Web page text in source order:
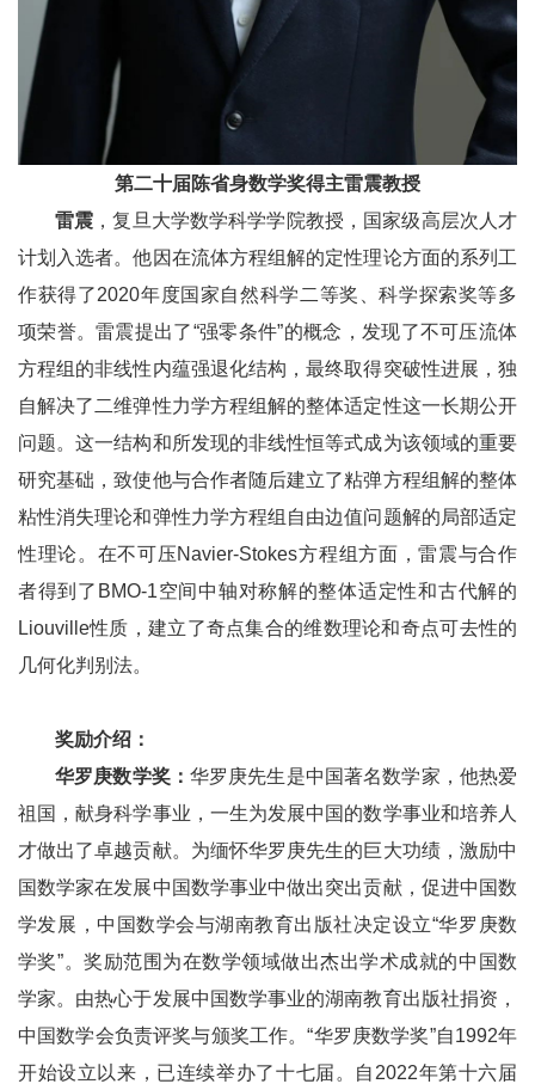
第二十届陈省身数学奖得主雷震教授
雷震 ，复旦大学数学科学学院教授，国家级高层次人才
计划入选者。他因在流体方程组解的定性理论方面的系列工
作获得了2020年度国家自然科学二等奖、科学探索奖等多
项荣誉。雷震提出了“强零条件”的概念，发现了不可压流体
方程组的非线性内蕴强退化结构，最终取得突破性进展，独
自解决了二维弹性力学方程组解的整体适定性这一长期公开
问题。这一结构和所发现的非线性恒等式成为该领域的重要
研究基础，致使他与合作者随后建立了粘弹方程组解的整体
粘性消失理论和弹性力学方程组自由边值问题解的局部适定
性理论。在不可压Navier-Stokes方程组方面，雷震与合作
者得到了BMO-1空间中轴对称解的整体适定性和古代解的
Liouville性质，建立了奇点集合的维数理论和奇点可去性的
几何化判别法。
奖励介绍：
华罗庚数学奖： 华罗庚先生是中国著名数学家，他热爱
祖国，献身科学事业，一生为发展中国的数学事业和培养人
才做出了卓越贡献。为缅怀华罗庚先生的巨大功绩，激励中
国数学家在发展中国数学事业中做出突出贡献，促进中国数
学发展，中国数学会与湖南教育出版社决定设立“华罗庚数
学奖”。奖励范围为在数学领域做出杰出学术成就的中国数
学家。由热心于发展中国数学事业的湖南教育出版社捐资，
中国数学会负责评奖与颁奖工作。“华罗庚数学奖”自1992年
开始设立以来，已连续举办了十七届。自2022年第十六届